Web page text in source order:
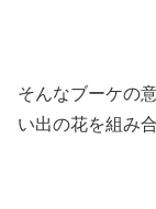
そんなブーケの
い出の花を組み